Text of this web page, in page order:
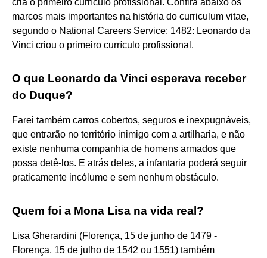
marcos mais importantes na história do curriculum vitae,
segundo o National Careers Service: 1482: Leonardo da
Vinci criou o primeiro currículo profissional.
O que Leonardo da Vinci esperava receber
do Duque?
Farei também carros cobertos, seguros e inexpugnáveis,
que entrarão no território inimigo com a artilharia, e não
existe nenhuma companhia de homens armados que
possa detê-los. E atrás deles, a infantaria poderá seguir
praticamente incólume e sem nenhum obstáculo.
Quem foi a Mona Lisa na vida real?
Lisa Gherardini (Florença, 15 de junho de 1479 -
Florença, 15 de julho de 1542 ou 1551) também